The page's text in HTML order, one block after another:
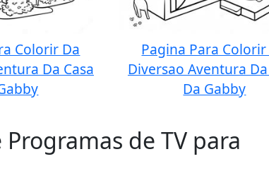
Colorir Da
Da Casa
Pagina Para Colorir
Diversao Aventura Da
Da Gabby
de TV para